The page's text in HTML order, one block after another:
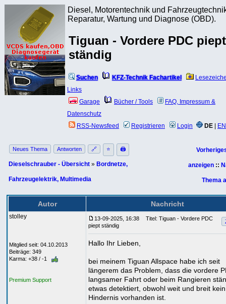
Diesel, Motorentechnik und
Reparatur, Wartung und Diagnose (OBD).
Tiguan - Vordere PDC piept
ständig
Suchen KFZ-Technik Fachartikel
Links
Garage
Bücher / Tools
FAQ, Impressum &
Datenschutz
RSS-Newsfeed
Registrieren Login DE EN
Neues Thema Antworten 🔗 ⭐ 🖨
Dieselschrauber - Übersicht » Bordnetze,
Fahrzeugelektrik, Multimedia
anzeigen ::
Thema
Autor Nachricht
stolley
Mitglied seit: 04.10.2013
Beiträge: 349
Karma: +38 / -1
Premium Support
13-09-2025, 16:38
Titel: Tiguan - Vordere PDC
piept ständig
Hallo Ihr Lieben,
bei meinem Tiguan Allspace habe ich seit
längerem das Problem, dass die vordere
langsamer Fahrt oder beim Rangieren
etwas detektiert, obwohl weit und breit kein
Hindernis vorhanden ist.